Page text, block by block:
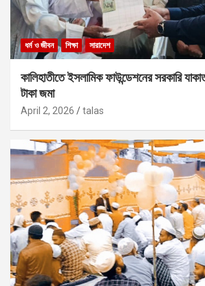
ধর্ম ও জীবন শিক্ষা সারাদেশ
কালিহাতীতে ইসলামিক ফাউন্ডেশনের সরকারি
টাকা জমা
April 2, 2026 talas